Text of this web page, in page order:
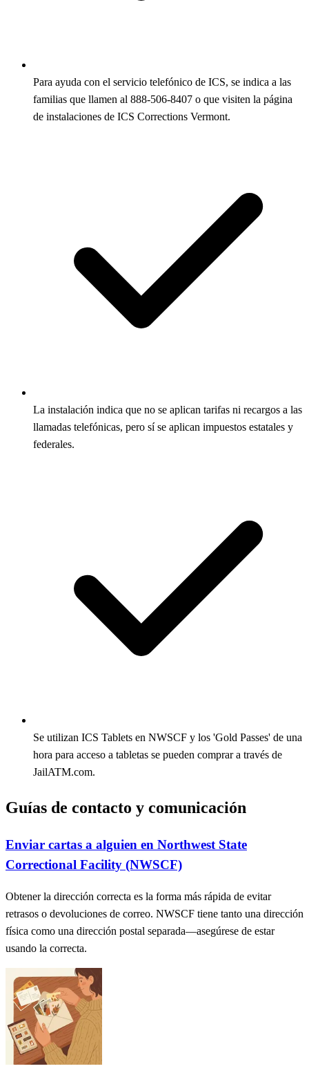
Para ayuda con el servicio telefónico de ICS, se indica a las
familias que llamen al 888-506-8407 o que visiten la página
de instalaciones de ICS Corrections Vermont.
La instalación indica que no se aplican tarifas ni recargos a las
llamadas telefónicas, pero sí se aplican impuestos estatales y
federales.
Se utilizan ICS Tablets en NWSCF y los 'Gold Passes' de una
hora para acceso a tabletas se pueden comprar a través de
JailATM.com.
Guías de contacto y comunicación
Enviar cartas a alguien en Northwest State
Correctional Facility (NWSCF)
Obtener la dirección correcta es la forma más rápida de evitar
retrasos o devoluciones de correo. NWSCF tiene tanto una dirección
física como una dirección postal separada—asegúrese de estar
usando la correcta.